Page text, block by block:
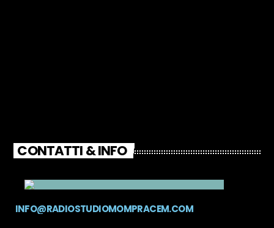
CONTATTI & INFO
INFO@RADIOSTUDIOMOMPRACEM.COM